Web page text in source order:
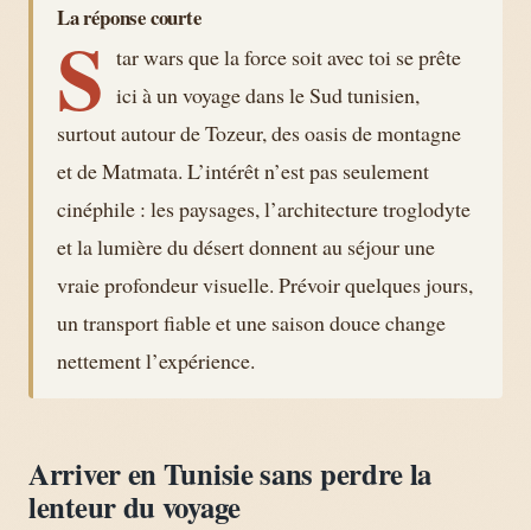
La réponse courte
S tar wars que la force soit avec toi se prête
ici à un voyage dans le Sud tunisien,
surtout autour de Tozeur, des oasis de montagne
et de Matmata. L’intérêt n’est pas seulement
cinéphile : les paysages, l’architecture troglodyte
et la lumière du désert donnent au séjour une
vraie profondeur visuelle. Prévoir quelques jours,
un transport fiable et une saison douce change
nettement l’expérience.
Arriver en Tunisie sans perdre la
lenteur du voyage